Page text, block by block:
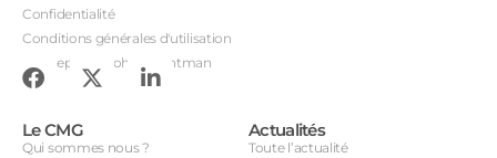
Confidentialité
Conditions générales d'utilisation
Conception : John Brightman
Le CMG
Qui sommes nous ?
Actualités
Toute l’actualité